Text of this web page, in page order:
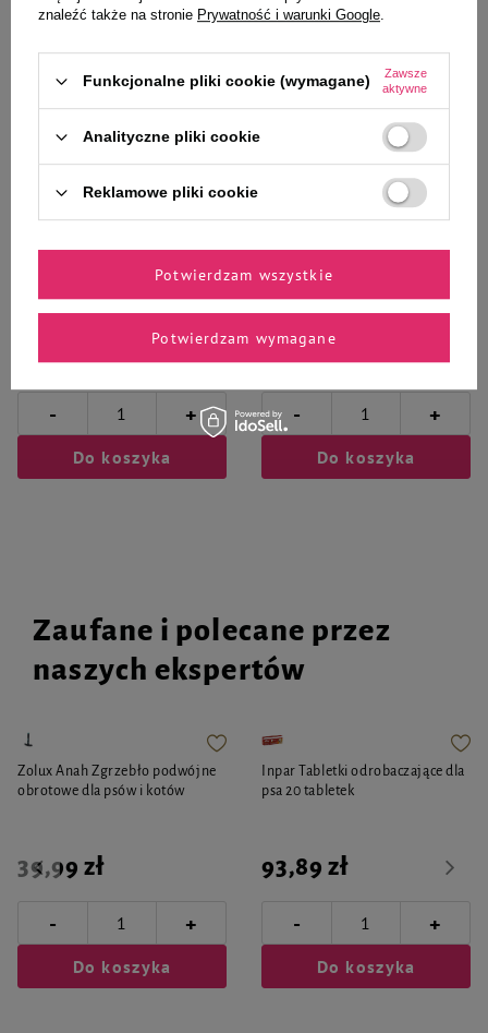
Ciebie i Twojego czworonoga
151,20 zł 15,12 zł / kg
- +
Do koszyka
indykiem worek 10 kg
124,95 zł 12,50 zł / kg
- +
Do koszyka
Zaufane i polecane przez
naszych ekspertów
Zolux Anah Zgrzebło podwójne
obrotowe dla psów i kotów
39,99 zł
- +
Do koszyka
Inpar Tabletki odrobaczające dla
psa 20 tabletek
93,89 zł
- +
Do koszyka
znaleźć także na stronie Prywatność i warunki Google.
Funkcjonalne pliki cookie (wymagane)
Zawsze
aktywne
Analityczne pliki cookie
Reklamowe pliki cookie
Potwierdzam wymagane
Potwierdzam wszystkie